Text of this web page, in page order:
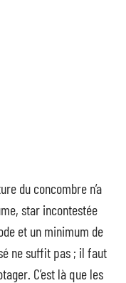
du concombre n’a
star incontestée
et un minimum de
ne suffit pas ; il faut
C’est là que les